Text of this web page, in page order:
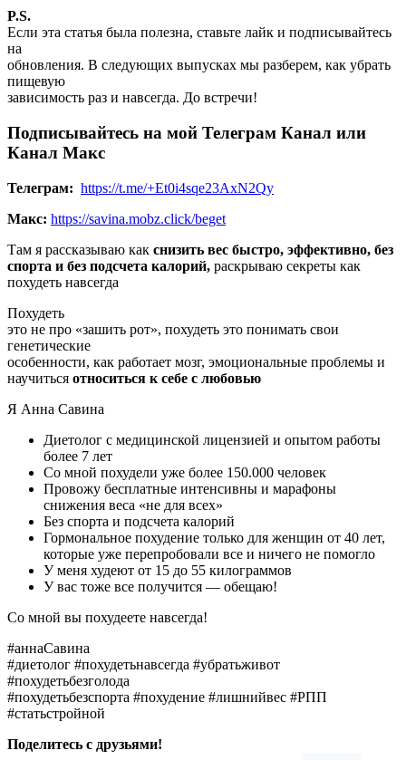
P.S.
Если эта статья была полезна, ставьте лайк и подписывайтесь
на
обновления. В следующих выпусках мы разберем, как убрать
пищевую
зависимость раз и навсегда. До встречи!
Подписывайтесь на мой Телеграм Канал или
Канал Макс
Телеграм: https://t.me/+Et0i4sqe23AxN2Qy
Макс: https://savina.mobz.click/beget
Там я рассказываю как снизить вес быстро, эффективно, без
спорта и без подсчета калорий, раскрываю секреты как
похудеть навсегда
Похудеть
это не про «зашить рот», похудеть это понимать свои
генетические
особенности, как работает мозг, эмоциональные проблемы и
научиться относиться к себе с любовью
Я Анна Савина
Диетолог с медицинской лицензией и опытом работы
более 7 лет
Со мной похудели уже более 150.000 человек
Провожу бесплатные интенсивны и марафоны
снижения веса «не для всех»
Без спорта и подсчета калорий
Гормональное похудение только для женщин от 40 лет,
которые уже перепробовали все и ничего не помогло
У меня худеют от 15 до 55 килограммов
У вас тоже все получится — обещаю!
Со мной вы похудеете навсегда!
#аннаСавина
#диетолог #похудетьнавсегда #убратьживот
#похудетьбезголода
#похудетьбезспорта #похудение #лишнийвес #РПП
#статьстройной
Поделитесь с друзьями!